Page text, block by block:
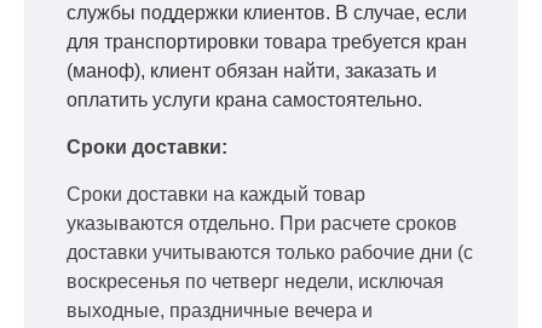
службы поддержки клиентов. В случае, если
для транспортировки товара требуется кран
(маноф), клиент обязан найти, заказать и
оплатить услуги крана самостоятельно.
Сроки доставки:
Сроки доставки на каждый товар
указываются отдельно. При расчете сроков
доставки учитываются только рабочие дни (с
воскресенья по четверг недели, исключая
выходные, праздничные вечера и